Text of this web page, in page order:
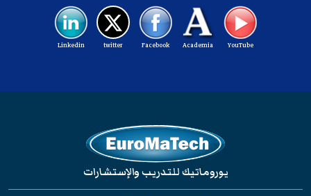
YouTube
Academia
Facebook
twitter
Linkedin
يوروماتيك للتدريب والإستشارات